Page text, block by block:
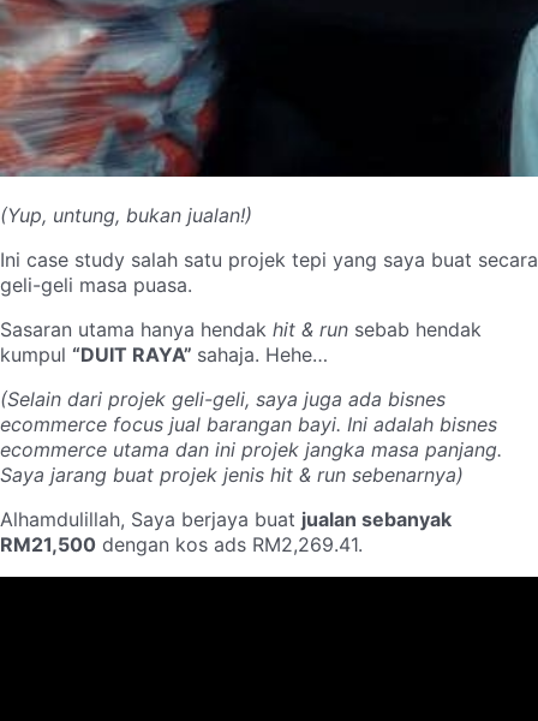
(Yup, untung, bukan jualan!)
Ini case study salah satu projek tepi yang saya buat secara
geli-geli masa puasa.
Sasaran utama hanya hendak hit & run sebab hendak
kumpul “DUIT RAYA” sahaja. Hehe…
(Selain dari projek geli-geli, saya juga ada bisnes
ecommerce focus jual barangan bayi. Ini adalah bisnes
ecommerce utama dan ini projek jangka masa panjang.
Saya jarang buat projek jenis hit & run sebenarnya)
Alhamdulillah, Saya berjaya buat jualan sebanyak
RM21,500 dengan kos ads RM2,269.41.